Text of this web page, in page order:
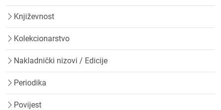
Književnost
Kolekcionarstvo
Nakladnički nizovi / Edicije
Periodika
Povijest